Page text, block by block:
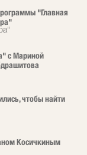
"Главная
с Мариной
чтобы найти
Косичкиным